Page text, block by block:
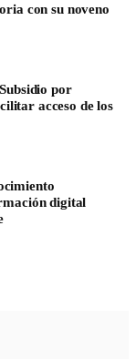
con su noveno
por
acceso de los
digital